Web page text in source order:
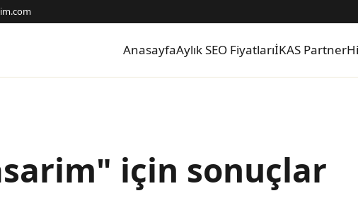
AnasayfaAylık SEO FiyatlarıİKAS Partner
için sonuçlar